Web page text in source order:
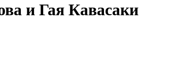
и Гая Кавасаки